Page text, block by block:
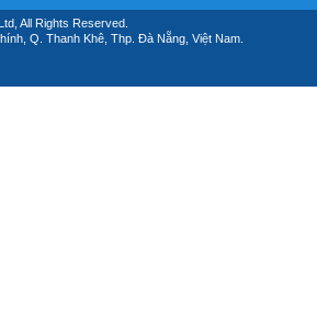
All Rights Reserved.
Q. Thanh Khê, Thp. Đà Nẵng, Việt Nam.